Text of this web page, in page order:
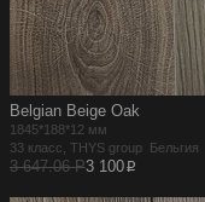
Belgian Beige Oak
1845*188*12 мм
33 класс, THYS group Бельгия
3 647.06 Р3 100p